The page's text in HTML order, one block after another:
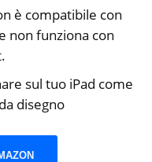
è compatibile con
non funziona con
sul tuo iPad come
disegno